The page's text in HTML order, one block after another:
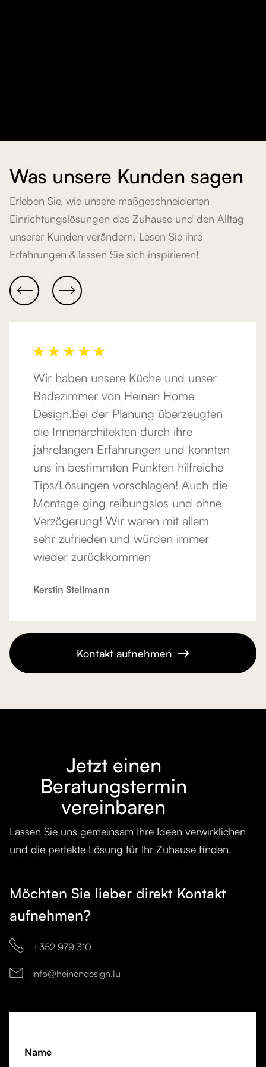
Was unsere Kunden sagen
Erleben Sie, wie unsere maßgeschneiderten
Einrichtungslösungen das Zuhause und den Alltag
unserer Kunden verändern. Lesen Sie ihre
Erfahrungen & lassen Sie sich inspirieren!
Wir haben unsere Küche und unser
Badezimmer von Heinen Home
Design.Bei der Planung überzeugten
die Innenarchitekten durch ihre
jahrelangen Erfahrungen und konnten
uns in bestimmten Punkten hilfreiche
Tips/Lösungen vorschlagen! Auch die
Montage ging reibungslos und ohne
Verzögerung! Wir waren mit allem
sehr zufrieden und würden immer
wieder zurückkommen
Kerstin Stellmann
 
Kontakt aufnehmen 
Jetzt einen
Beratungstermin
vereinbaren
Lassen Sie uns gemeinsam Ihre Ideen verwirklichen
und die perfekte Lösung für Ihr Zuhause finden.
Möchten Sie lieber direkt Kontakt
aufnehmen?
 +352 979 310
 info@heinendesign.lu
Name